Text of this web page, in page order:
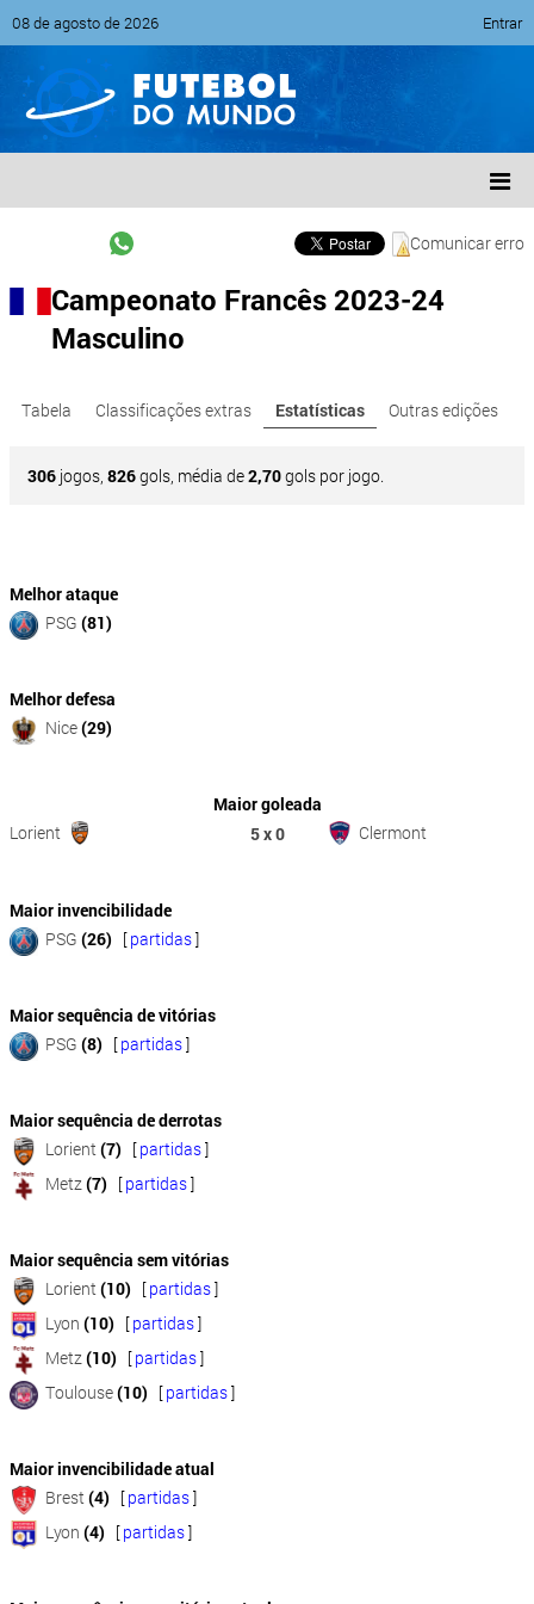
08 de agosto de 2026 Entrar
Comunicar erro
Campeonato Francês 2023-24
Masculino
Tabela Classificações extras Estatísticas Outras edições
306 jogos, 826gols, média de2,70gols por jogo.
Melhor ataque
PSG (81)
Melhor defesa
Nice(29)
Maior goleada
Lorient
5 x 0 Clermont
Maior invencibilidade
PSG (26) [partidas]
Maior sequência de vitórias
PSG (8) [partidas]
Maior sequência de derrotas
Lorient(7) [partidas]
Metz(7) [partidas]
Maior sequência sem vitórias
Lorient(10) [partidas]
Lyon (10) [partidas]
Metz(10) [partidas]
Toulouse(10) [partidas]
Maior invencibilidade atual
Brest(4) [partidas]
Lyon (4) [partidas]